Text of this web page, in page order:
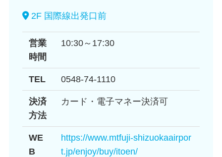
2F 国際線出発口前
営業
時間
10:30～17:30
TEL 0548-74-1110
決済
方法
カード・電子マネー決済可
WE
B
https://www.mtfuji-shizuokaairpor
t.jp/enjoy/buy/itoen/